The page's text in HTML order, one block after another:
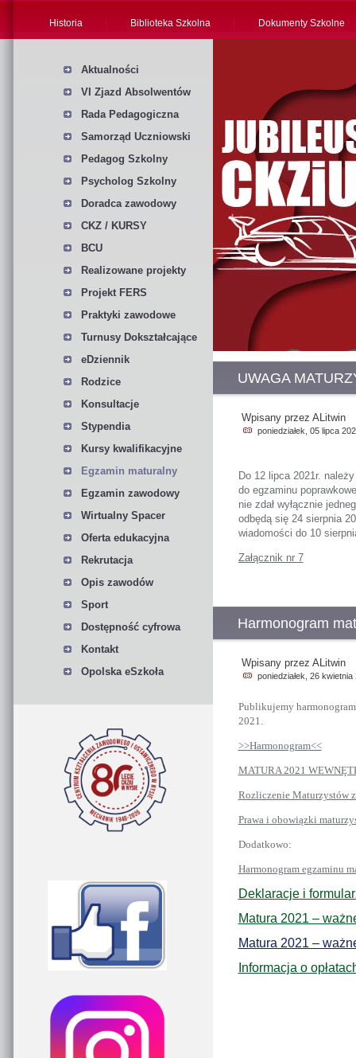
Historia Biblioteka Szkolna Dokumenty Szkolne
Aktualności
VI Zjazd Absolwentów
Rada Pedagogiczna
Samorząd Uczniowski
Pedagog Szkolny
Psycholog Szkolny
Doradca zawodowy
CKZ / KURSY
BCU
Realizowane projekty
Projekt FERS
Praktyki zawodowe
Turnusy Dokształcające
eDziennik
Rodzice
Konsultacje
Stypendia
Kursy kwalifikacyjne
Egzamin maturalny
Egzamin zawodowy
Wirtualny Spacer
Oferta edukacyjna
Rekrutacja
Opis zawodów
Sport
Dostępność cyfrowa
Kontakt
Opolska eSzkoła
UWAGA
Wpisany przez ALitwin
poniedziałek, 05 lipca
Do 12 lipca 2021r.
do egzaminu
nie zdał wyłącznie
odbędą się 24 sierpnia
wiadomości do 10
Załącznik nr 7
Harmonogram
Wpisany przez ALitwin
poniedziałek, 26 kwietnia
Publikujemy
2021.
>>Harmonogram<<
MATURA 2021
Rozliczenie Maturzystów
Prawa i obowiązki
Dodatkowo:
Harmonogram egzaminu
Deklaracje i
Matura 2021 –
Matura 2021 –
Informacja o